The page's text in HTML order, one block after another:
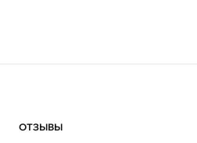
ОТЗЫВЫ